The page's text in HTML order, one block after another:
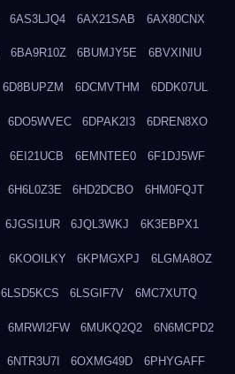
6AS3LJQ4 6AX21SAB 6AX80CNX
6BA9R10Z 6BUMJY5E 6BVXINIU
6D8BUPZM 6DCMVTHM 6DDK07UL
6DO5WVEC 6DPAK2I3 6DREN8XO
6EI21UCB 6EMNTEE0 6F1DJ5WF
6H6L0Z3E 6HD2DCBO 6HM0FQJT
6JGSI1UR 6JQL3WKJ 6K3EBPX1
6KOOILKY 6KPMGXPJ 6LGMA8OZ
6LSD5KCS 6LSGIF7V 6MC7XUTQ
6MRWI2FW 6MUKQ2Q2 6N6MCPD2
6NTR3U7I 6OXMG49D 6PHYGAFF